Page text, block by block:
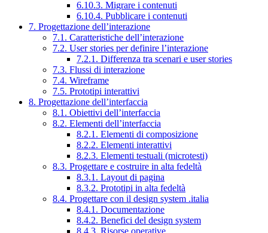
6.10.3. Migrare i contenuti
6.10.4. Pubblicare i contenuti
7. Progettazione dell’interazione
7.1. Caratteristiche dell’interazione
7.2. User stories per definire l’interazione
7.2.1. Differenza tra scenari e user stories
7.3. Flussi di interazione
7.4. Wireframe
7.5. Prototipi interattivi
8. Progettazione dell’interfaccia
8.1. Obiettivi dell’interfaccia
8.2. Elementi dell’interfaccia
8.2.1. Elementi di composizione
8.2.2. Elementi interattivi
8.2.3. Elementi testuali (microtesti)
8.3. Progettare e costruire in alta fedeltà
8.3.1. Layout di pagina
8.3.2. Prototipi in alta fedeltà
8.4. Progettare con il design system .italia
8.4.1. Documentazione
8.4.2. Benefici del design system
8.4.3. Risorse operative